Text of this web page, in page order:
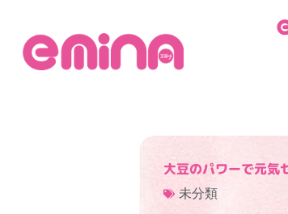
大豆のパワーで元気
未分類